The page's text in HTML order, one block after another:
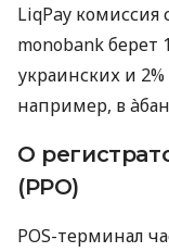
LiqPay комиссия
monobank берет
украинских и
например, в
О
(РРО)
POS-терминал